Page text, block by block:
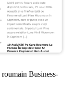
Business-